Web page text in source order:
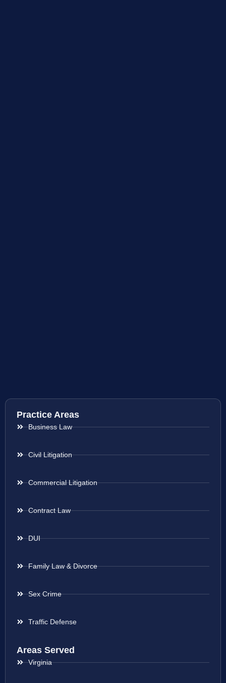
Practice Areas
Business Law
Civil Litigation
Commercial Litigation
Contract Law
DUI
Family Law & Divorce
Sex Crime
Traffic Defense
Areas Served
Virginia